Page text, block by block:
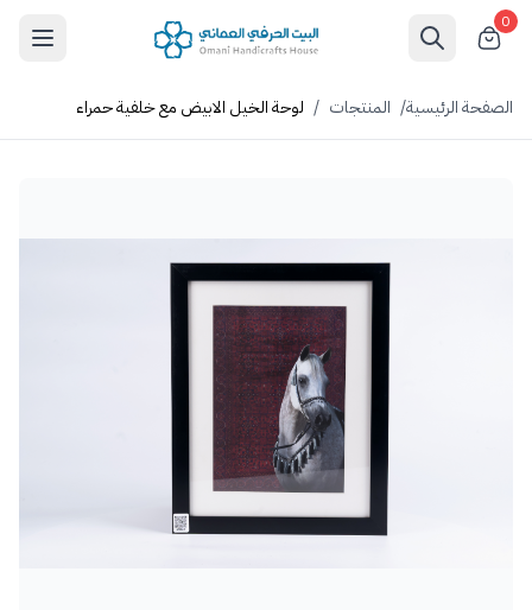
0
الصفحة الرئيسية/ المنتجات / لوحة الخيل الابيض مع خلفية حمراء